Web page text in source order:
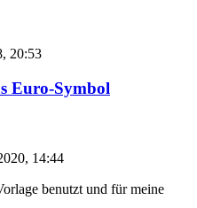
20:53
Euro-Symbol
14:44
benutzt und für meine